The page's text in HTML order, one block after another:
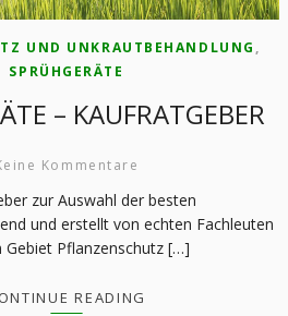
UND UNKRAUTBEHANDLUNG ,
SPRÜHGERÄTE
– KAUFRATGEBER
Kommentare
zur Auswahl der besten
und erstellt von echten Fachleuten
Gebiet Pflanzenschutz […]
READING